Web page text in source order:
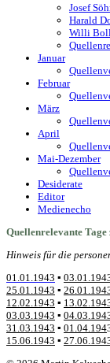
Josef
Harald
Willi
Januar
Februar
März
April
Mai-Dezember
Desiderate
Editor
Medienecho
Quellenrelevante Tage
Hinweis für die
01.01.1943 ▪
25.01.1943 ▪
12.02.1943 ▪
03.03.1943 ▪
31.03.1943 ▪ 01.04.194
15.06.1943 ▪